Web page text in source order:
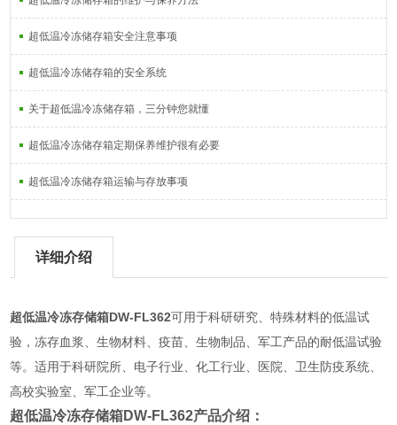
超低温冷冻储存箱安全注意事项
超低温冷冻储存箱的安全系统
关于超低温冷冻储存箱，三分钟您就懂
超低温冷冻储存箱定期保养维护很有必要
超低温冷冻储存箱运输与存放事项
详细介绍
超低温冷冻存储箱DW-FL362可用于科研研究、特殊材料的低温试
验，冻存血浆、生物材料、疫苗、生物制品、军工产品的耐低温试验
等。适用于科研院所、电子行业、化工行业、医院、卫生防疫系统、
高校实验室、军工企业等。
超低温冷冻存储箱DW-FL362产品介绍：